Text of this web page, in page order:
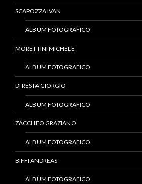
SCAPOZZA IVAN
ALBUM FOTOGRAFICO
MORETTINI MICHELE
ALBUM FOTOGRAFICO
DI RESTA GIORGIO
ALBUM FOTOGRAFICO
ZACCHEO GRAZIANO
ALBUM FOTOGRAFICO
BIFFI ANDREAS
ALBUM FOTOGRAFICO